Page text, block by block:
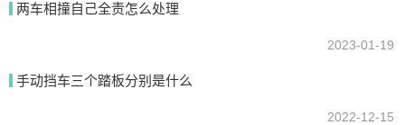
两车相撞自己全责怎么处理
2023-01-19
手动挡车三个踏板分别是什么
2022-12-15